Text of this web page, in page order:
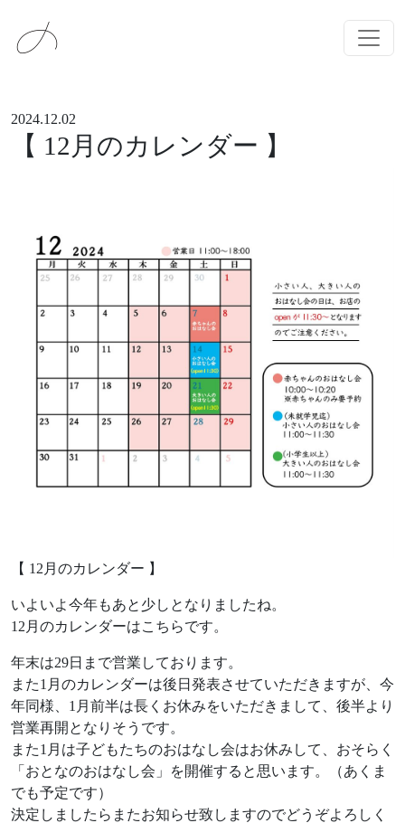
メインナビゲーション
2024.12.02
【 12月のカレンダー 】
【 12月のカレンダー 】
いよいよ今年もあと少しとなりましたね。
12月のカレンダーはこちらです。
年末は29日まで営業しております。
また1月のカレンダーは後日発表させていただきますが、今
年同様、1月前半は長くお休みをいただきまして、後半より
営業再開となりそうです。
また1月は子どもたちのおはなし会はお休みして、おそらく
「おとなのおはなし会」を開催すると思います。（あくま
でも予定です）
決定しましたらまたお知らせ致しますのでどうぞよろしく